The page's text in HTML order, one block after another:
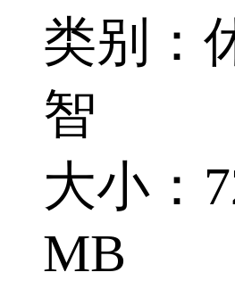
类别：
智
大小：
MB